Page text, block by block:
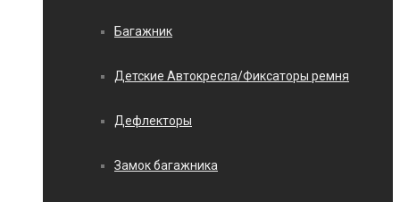
Багажник
Детские Автокресла/Фиксаторы ремня
Дефлекторы
Замок багажника